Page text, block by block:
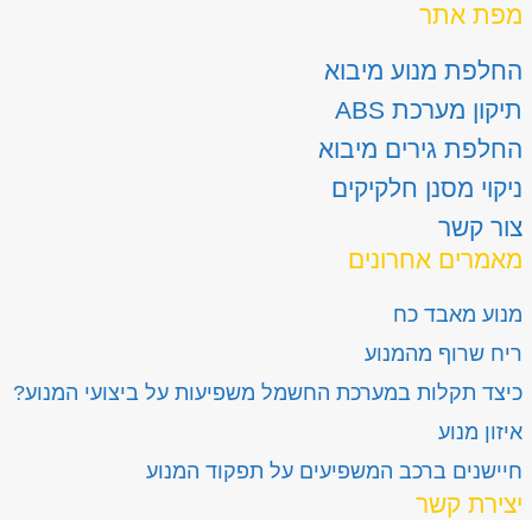
מפת אתר
החלפת מנוע מיבוא
תיקון מערכת ABS
החלפת גירים מיבוא
ניקוי מסנן חלקיקים
צור קשר
מאמרים אחרונים
מנוע מאבד כח
ריח שרוף מהמנוע
כיצד תקלות במערכת החשמל משפיעות על ביצועי המנוע?
איזון מנוע
חיישנים ברכב המשפיעים על תפקוד המנוע
יצירת קשר